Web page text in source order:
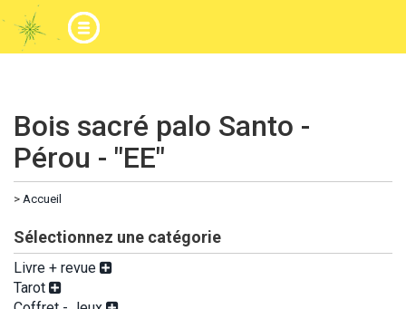
Bois sacré palo Santo -
Pérou - "EE"
> Accueil
Sélectionnez une catégorie
Livre + revue
Tarot